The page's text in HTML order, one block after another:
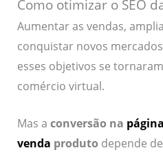
Como otimizar o SEO
Aumentar as vendas,
conquistar novos
esses objetivos se
comércio virtual.
Mas a conversão na
venda produto depende